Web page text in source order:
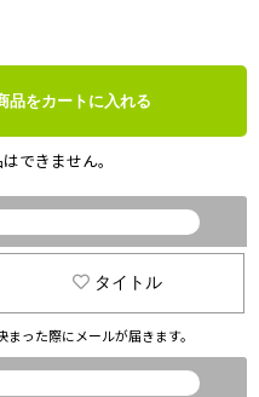
品をカートに入れる
できません。
タイトル
った際にメールが届きます。